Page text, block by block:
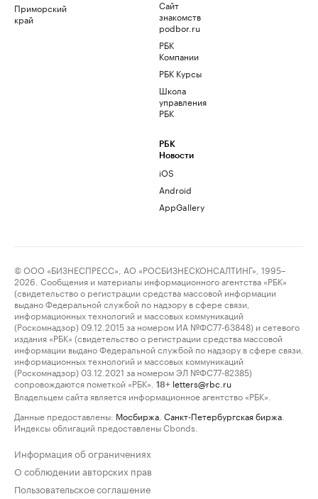
Приморский
край
Сайт
знакомств
podbor.ru
РБК
Компании
РБК Курсы
Школа
управления
РБК
РБК
Новости
iOS
Android
AppGallery
© ООО «БИЗНЕСПРЕСС», АО «РОСБИЗНЕСКОНСАЛТИНГ», 1995–
2026. Сообщения и материалы информационного агентства «РБК»
(свидетельство о регистрации средства массовой информации
выдано Федеральной службой по надзору в сфере связи,
информационных технологий и массовых коммуникаций
(Роскомнадзор) 09.12.2015 за номером ИА №ФС77-63848) и сетевого
издания «РБК» (свидетельство о регистрации средства массовой
информации выдано Федеральной службой по надзору в сфере связи,
информационных технологий и массовых коммуникаций
(Роскомнадзор) 03.12.2021 за номером ЭЛ №ФС77-82385)
сопровождаются пометкой «РБК».
18+ letters@rbc.ru
Владельцем сайта является информационное агентство «РБК».
Данные предоставлены: Мосбиржа Санкт-Петербургская биржа
Индексы облигаций предоставлены Cbonds.
Информация об ограничениях
О соблюдении авторских прав
Пользовательское соглашение